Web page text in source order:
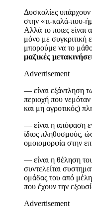
Δυσκολίες υπάρχουν
στην «τι-καλά-που-
Αλλά το ποιες είναι
μόνο με συγκριτική
μπορούμε να το
μαζικές
Advertisement
— είναι εξάντληση
περιοχή που
και μη αγροτικός)
— είναι η απόφαση
ίδιος πληθυσμούς,
ομοιομορφία στην
— είναι η θέληση
συντελείται
ομάδας του από μέλη
που έχουν την
Advertisement